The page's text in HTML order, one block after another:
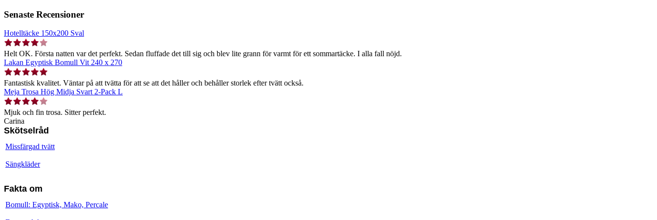
Senaste Recensioner
Hotelltäcke 150x200 Sval
Helt OK. Första natten var det perfekt. Sedan fluffade det till sig och blev lite grann för varmt för ett sommartäcke. I alla fall nöjd.
Lakan Egyptisk Bomull Vit 240 x 270
Fantastisk kvalitet. Väntar på att tvätta för att se att det håller och behåller storlek efter tvätt också.
Meja Trosa Hög Midja Svart 2-Pack L
Mjuk och fin trosa. Sitter perfekt.
Carina
Skötselråd
Missfärgad tvätt
Sängkläder
Fakta om
Bomull: Egyptisk, Mako, Percale